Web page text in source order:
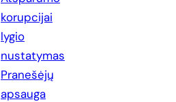
korupcijai
lygio
nustatymas
Pranešėjų
apsauga